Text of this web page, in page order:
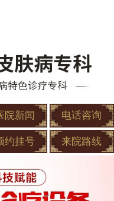
院新闻 电话咨询
约挂号 来院路线